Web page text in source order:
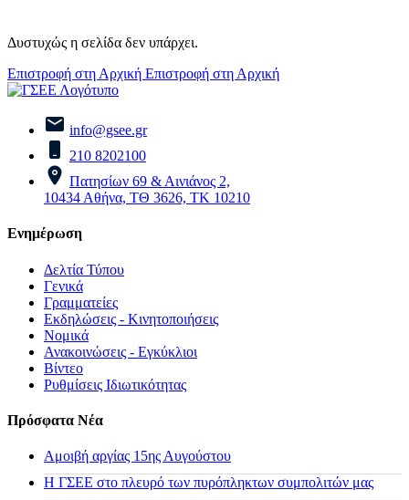
Δυστυχώς η σελίδα δεν υπάρχει.
Επιστροφή στη Αρχική Επιστροφή στη Αρχική
info@gsee.gr
210 8202100
Πατησίων 69 & Αινιάνος 2,
10434 Αθήνα, ΤΘ 3626, ΤΚ 10210
Ενημέρωση
Δελτία Τύπου
Γενικά
Γραμματείες
Εκδηλώσεις - Κινητοποιήσεις
Νομικά
Ανακοινώσεις - Εγκύκλιοι
Βίντεο
Ρυθμίσεις Ιδιωτικότητας
Πρόσφατα Νέα
Αμοιβή αργίας 15ης Αυγούστου
H ΓΣΕΕ στο πλευρό των πυρόπληκτων συμπολιτών μας